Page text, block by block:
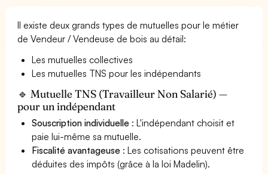
Il existe deux grands types de mutuelles pour le métier
de Vendeur / Vendeuse de bois au détail:
Les mutuelles collectives
Les mutuelles TNS pour les indépendants
🔹 Mutuelle TNS (Travailleur Non Salarié) —
pour un indépendant
Souscription individuelle : L'indépendant choisit et
paie lui-même sa mutuelle.
Fiscalité avantageuse : Les cotisations peuvent être
déduites des impôts (grâce à la loi Madelin).